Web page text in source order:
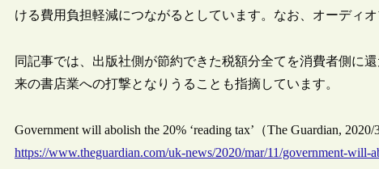
ける費用負担軽減につながるとしています。なお、オーディ
同記事では、出版社側が節約できた税額分全てを消費者側に
来の書店業への打撃となりうることも指摘しています。
Government will abolish the 20% ‘reading tax’（The Guardian, 2020/
https://www.theguardian.com/uk-news/2020/mar/11/government-will-